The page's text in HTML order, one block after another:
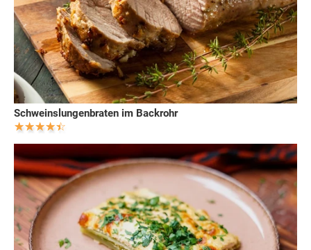
Schweinslungenbraten im Backrohr